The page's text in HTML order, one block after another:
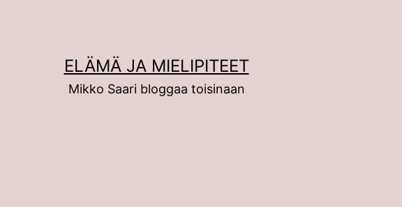
ELÄMÄ JA MIELIPITEET
Mikko Saari bloggaa toisinaan